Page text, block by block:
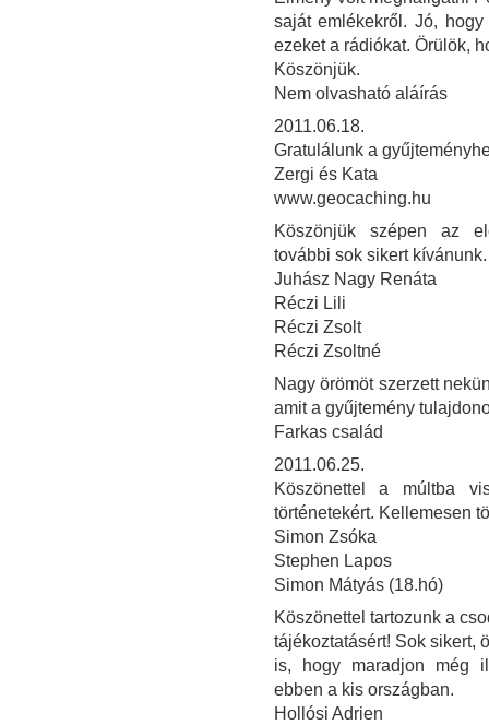
saját emlékekről. Jó,
ezeket a rádiókat. Örülök,
Köszönjük.
Nem olvasható aláírás
2011.06.18.
Gratulálunk a
Zergi és Kata
www.geocaching.hu
Köszönjük szépen az
további sok sikert kívánunk.
Juhász Nagy Renáta
Réczi Lili
Réczi Zsolt
Réczi Zsoltné
Nagy örömöt szerzett
amit a gyűjtemény
Farkas család
2011.06.25.
Köszönettel a múltba
történetekért. Kellemesen
Simon Zsóka
Stephen Lapos
Simon Mátyás (18.hó)
Köszönettel tartozunk a
tájékoztatásért! Sok sikert,
is, hogy maradjon még
ebben a kis országban.
Hollósi Adrien